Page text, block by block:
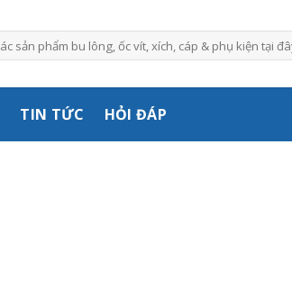
TIN TỨC HỎI ĐÁP